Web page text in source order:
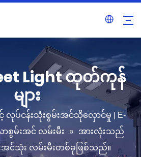
Light ထုတ်ကုန်
များ
လုပ်ငန်းသုံးစွမ်းအင်သိုလှောင်မှု | E-
စွမ်းအင် လမ်းမီး » အားလုံးသည်
အင်သုံး လမ်းမီးတစ်ခုဖြစ်သည်။